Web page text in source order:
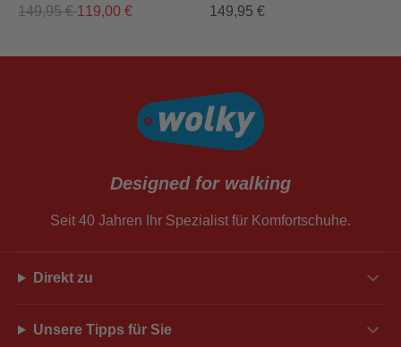
149,95€ 119,00 €
149,95 €
Designed for walking
Seit 40 Jahren Ihr Spezialist für Komfortschuhe.
Direkt zu
Unsere Tipps für Sie